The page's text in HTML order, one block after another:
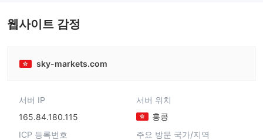
웹사이트 감정
sky-markets.com
서버 IP
165.84.180.115
서버 위치
홍콩
ICP 등록번호
주요 방문 국가/지역